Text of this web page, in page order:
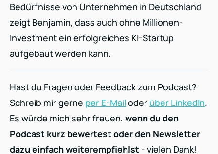
Bedürfnisse von Unternehmen in Deutschland
zeigt Benjamin, dass auch ohne Millionen-
Investment ein erfolgreiches KI-Startup
aufgebaut werden kann.
Hast du Fragen oder Feedback zum Podcast?
Schreib mir gerne per E-Mail oder über LinkedIn.
Es würde mich sehr freuen, wenn du den
Podcast kurz bewertest oder den Newsletter
dazu einfach weiterempfiehlst - vielen Dank!